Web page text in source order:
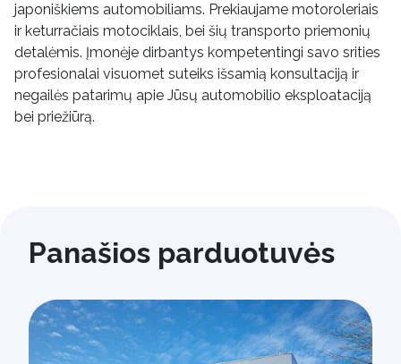
japoniškiems automobiliams. Prekiaujame motoroleriais
ir keturračiais motociklais, bei šių transporto priemonių
detalėmis. Įmonėje dirbantys kompetentingi savo srities
profesionalai visuomet suteiks išsamią konsultaciją ir
negailės patarimų apie Jūsų automobilio eksploataciją
bei priežiūrą.
Panašios parduotuvės